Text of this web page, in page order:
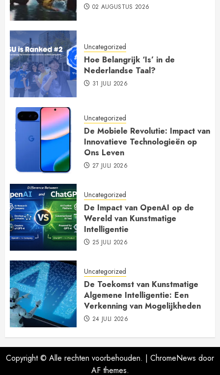
02 AUGUSTUS 2026
Uncategorized
Hoe Belangrijk ‘Is’ in de
Nederlandse Taal?
31 JULI 2026
Uncategorized
De Mobiele Revolutie: Impact van
Innovatieve Technologieën op
Ons Leven
27 JULI 2026
Uncategorized
De Impact van OpenAI op de
Wereld van Kunstmatige
Intelligentie
25 JULI 2026
Uncategorized
De Toekomst van Kunstmatige
Algemene Intelligentie: Een
Verkenning van Mogelijkheden
24 JULI 2026
Copyright © Alle rechten voorbehouden. | ChromeNews door
AF themes.